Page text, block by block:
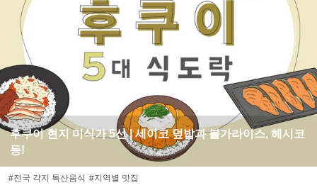
후쿠이 현지 미식가 5선 | 세이코 덮밥과 볼가라이스, 헤시코
등!
#전국 각지 특산음식 #지역별 맛집